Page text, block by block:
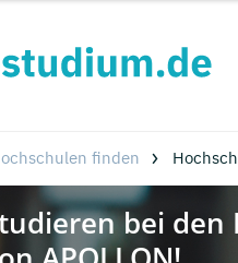
finden